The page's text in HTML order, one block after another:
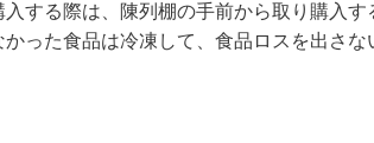
入する際は、陳列棚の手前から取り購入す
かった食品は冷凍して、食品ロスを出さな